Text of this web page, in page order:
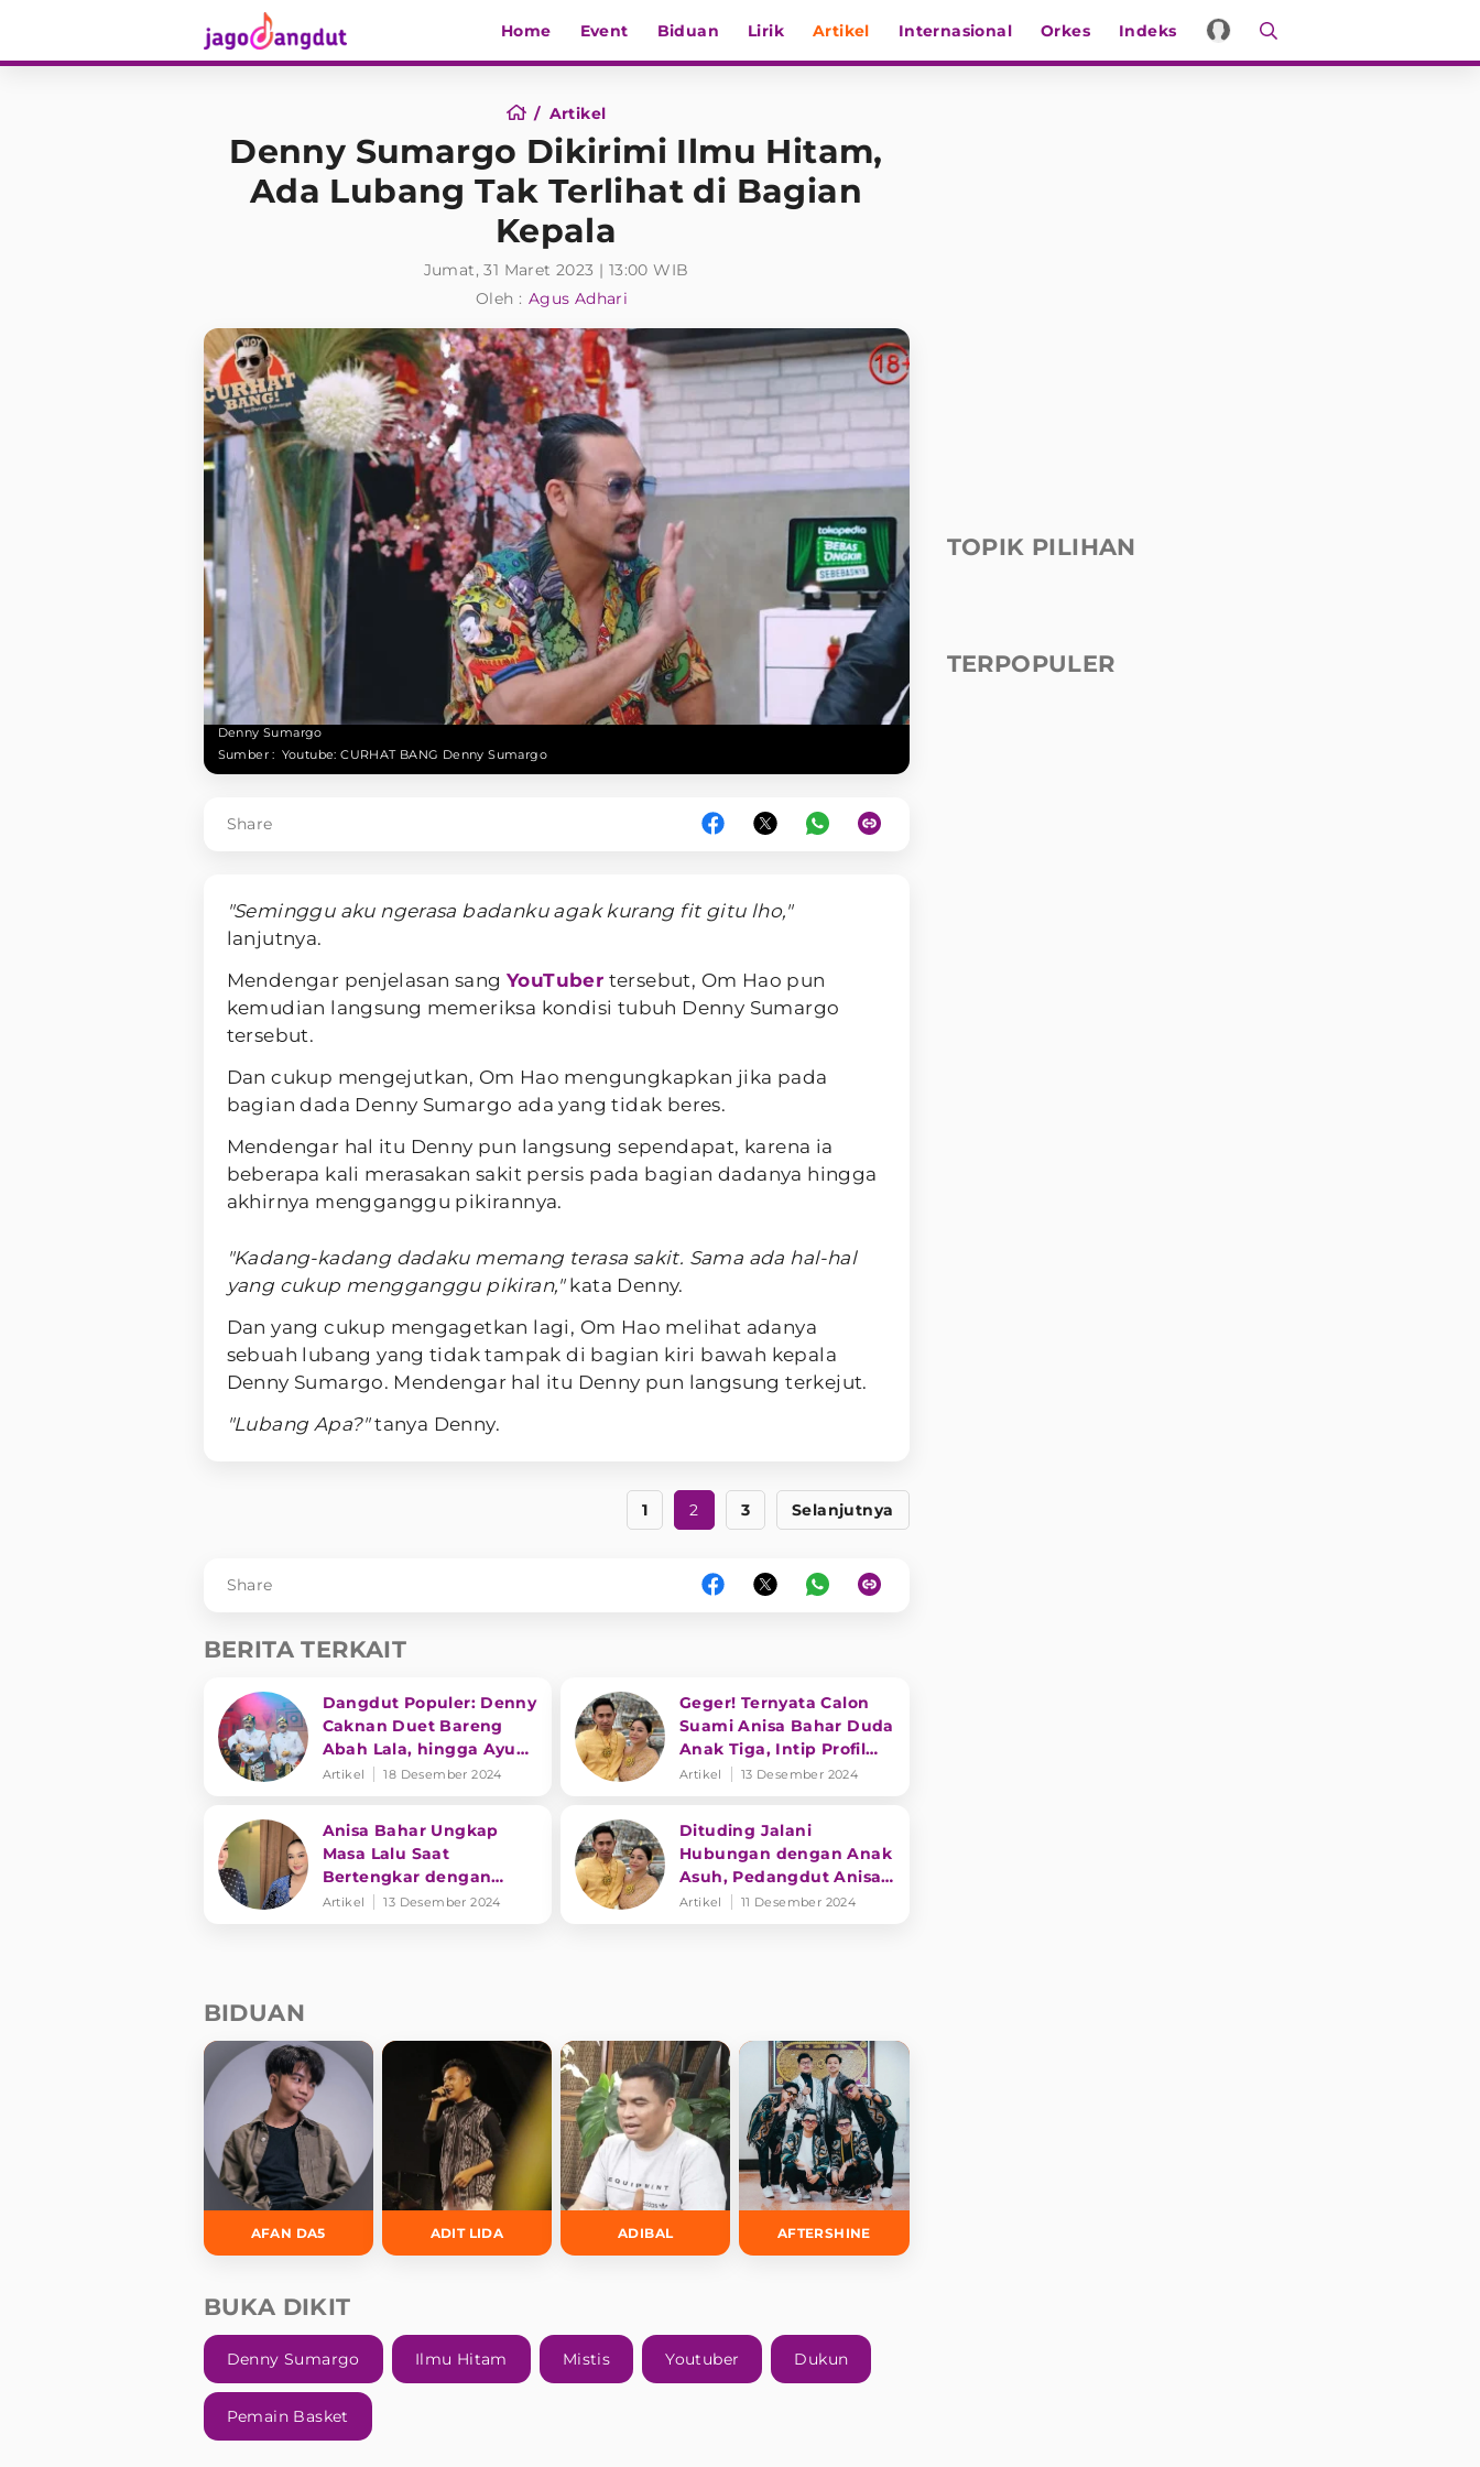
Home Event Biduan Lirik Artikel Internasional Orkes Indeks
Artikel
Denny Sumargo Dikirimi Ilmu Hitam,
Ada Lubang Tak Terlihat di Bagian
Kepala
Jumat, 31 Maret 2023 | 13:00 WIB
Oleh : Agus Adhari
Denny Sumargo
Sumber : Youtube: CURHAT BANG Denny Sumargo
Share
"Seminggu aku ngerasa badanku agak kurang fit gitu lho,"
lanjutnya.
Mendengar penjelasan sang YouTuber tersebut, Om Hao pun
kemudian langsung memeriksa kondisi tubuh Denny Sumargo
tersebut.
Dan cukup mengejutkan, Om Hao mengungkapkan jika pada
bagian dada Denny Sumargo ada yang tidak beres.
Mendengar hal itu Denny pun langsung sependapat, karena ia
beberapa kali merasakan sakit persis pada bagian dadanya hingga
akhirnya mengganggu pikirannya.
"Kadang-kadang dadaku memang terasa sakit. Sama ada hal-hal
yang cukup mengganggu pikiran,"kata Denny.
Dan yang cukup mengagetkan lagi, Om Hao melihat adanya
sebuah lubang yang tidak tampak di bagian kiri bawah kepala
Denny Sumargo. Mendengar hal itu Denny pun langsung terkejut.
"Lubang Apa?"tanya Denny.
1 2 3 Selanjutnya
Share
BERITA TERKAIT
Dangdut Populer: Denny
Caknan Duet Bareng
Abah Lala, hingga Ayu
Ting Ting Alami Hal
Artikel 18 Desember 2024
Geger! Ternyata Calon
Suami Anisa Bahar Duda
Anak Tiga, Intip Profil
Lengkap Edwin Bahari
Artikel 13 Desember 2024
Anisa Bahar Ungkap
Masa Lalu Saat
Bertengkar dengan
Anaknya, Netizen Sentil
Artikel 13 Desember 2024
Dituding Jalani
Hubungan dengan Anak
Asuh, Pedangdut Anisa
Bahar Berikan Klarifikasi
Artikel 11 Desember 2024
BIDUAN
AFAN DA5 ADIT LIDA ADIBAL AFTERSHINE
BUKA DIKIT
Denny Sumargo Ilmu Hitam Mistis Youtuber Dukun
Pemain Basket
TOPIK PILIHAN
TERPOPULER